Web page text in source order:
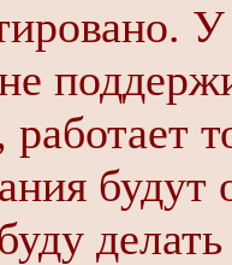
будут